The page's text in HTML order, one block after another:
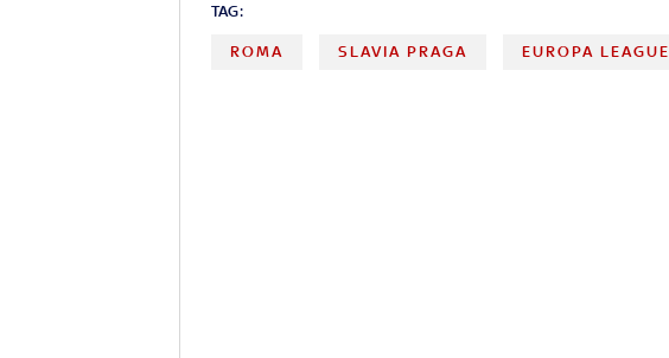
TAG:
ROMA SLAVIA PRAGA EUROPA LEAGUE